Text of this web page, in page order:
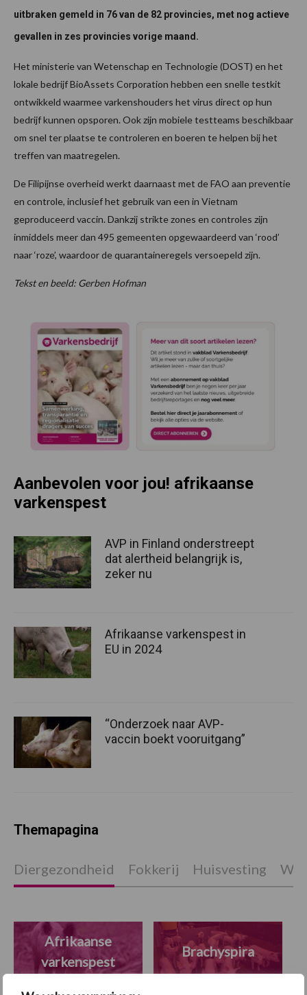
uitbraken gemeld in 76 van de 82 provincies, met nog actieve
gevallen in zes provincies vorige maand.
Het ministerie van Wetenschap en Technologie (DOST) en het
lokale bedrijf BioAssets Corporation hebben een snelle testkit
ontwikkeld waarmee varkenshouders het virus direct op hun
bedrijf kunnen opsporen. Ook zijn mobiele testteams beschikbaar
om snel ter plaatse te controleren en boeren te helpen bij het
treffen van maatregelen.
De Filipijnse overheid werkt daarnaast met de FAO aan preventie
en controle, inclusief het gebruik van een in Vietnam
geproduceerd vaccin. Dankzij strikte zones en controles zijn
inmiddels meer dan 495 gemeenten opgewaardeerd van ‘rood’
naar ‘roze’, waardoor de quarantaineregels versoepeld zijn.
Tekst en beeld: Gerben Hofman
Aanbevolen voor jou! afrikaanse
varkenspest
AVP in Finland onderstreept
dat alertheid belangrijk is,
zeker nu
Afrikaanse varkenspest in
EU in 2024
“Onderzoek naar AVP-
vaccin boekt vooruitgang”
Themapagina
Diergezondheid Fokkerij Huisvesting
Afrikaanse
varkenspest
Brachyspira